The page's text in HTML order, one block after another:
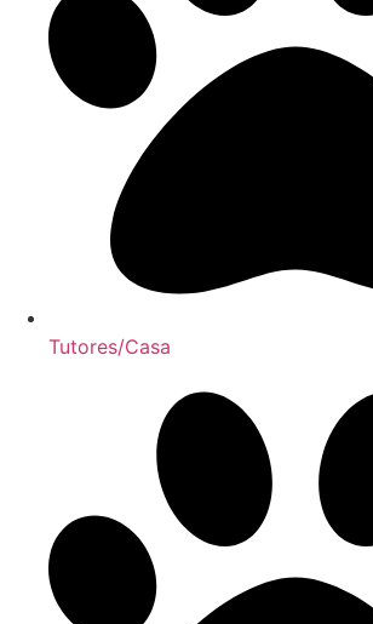
Tutores/Casa